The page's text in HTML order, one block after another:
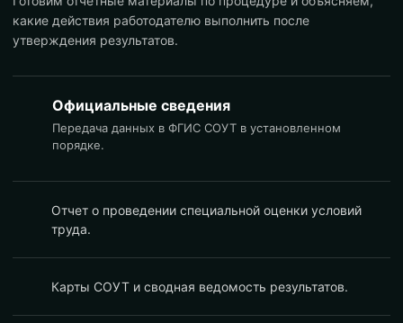
какие действия работодателю выполнить после
утверждения результатов.
Официальные сведения
Передача данных в ФГИС СОУТ в установленном
порядке.
Отчет о проведении специальной оценки условий
труда.
Карты СОУТ и сводная ведомость результатов.